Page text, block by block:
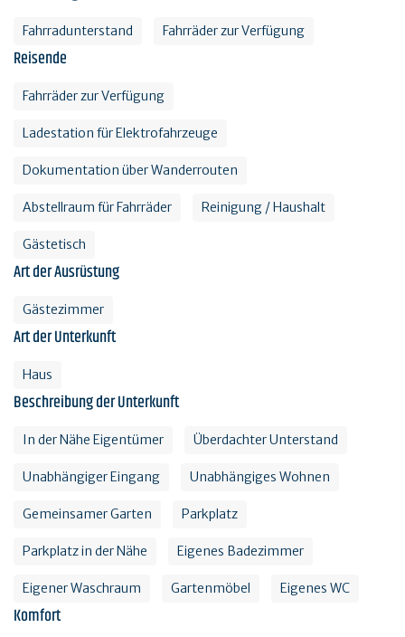
Fahrradunterstand Fahrräder zur Verfügung
Reisende
Fahrräder zur Verfügung
Ladestation für Elektrofahrzeuge
Dokumentation über Wanderrouten
Abstellraum für Fahrräder Reinigung / Haushalt
Gästetisch
Art der Ausrüstung
Gästezimmer
Art der Unterkunft
Haus
Beschreibung der Unterkunft
In der Nähe Eigentümer Überdachter Unterstand
Unabhängiger Eingang Unabhängiges Wohnen
Gemeinsamer Garten Parkplatz
Parkplatz in der Nähe Eigenes Badezimmer
Eigener Waschraum Gartenmöbel Eigenes WC
Komfort